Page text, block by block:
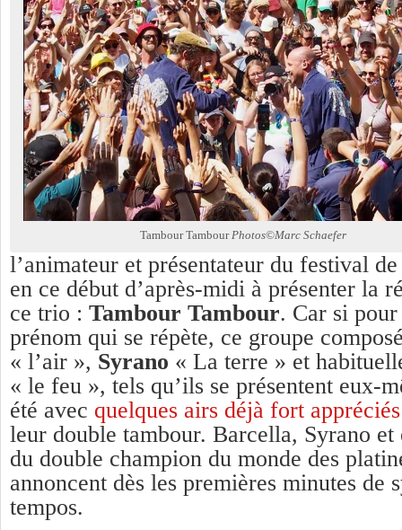
Tambour Tambour Photos©Marc Schaefer
l’animateur et présentateur du festival de
en ce début d’après-midi à présenter la
ce trio : Tambour Tambour. Car si
prénom qui se répète, ce groupe
« l’air », Syrano « La terre » et
« le feu », tels qu’ils se présentent eux-
été avec quelques airs déjà fort appréciés
leur double tambour. Barcella, Syrano et
du double champion du monde des
annoncent dès les premières minutes de
tempos.